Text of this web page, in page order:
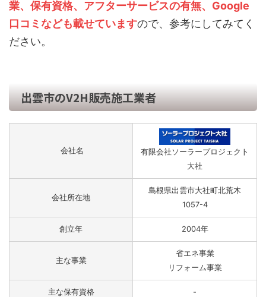
業、保有資格、アフターサービスの有無、Google
口コミなども載せていますので、参考にしてみてく
ださい。
出雲市のV2H販売施工業者
会社名
有限会社ソーラープロジェクト
大社
会社所在地
島根県出雲市大社町北荒木
1057-4
創立年 2004年
主な事業
省エネ事業
リフォーム事業
主な保有資格 -